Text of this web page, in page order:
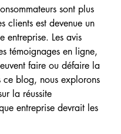
sont plus
clients est devenue un
entreprise. Les avis
témoignages en ligne,
faire ou défaire la
ce blog, nous explorons
la réussite
entreprise devrait les